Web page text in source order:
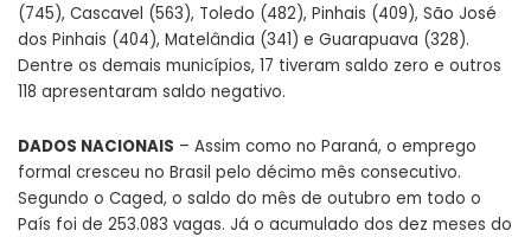
(745), Cascavel (563), Toledo (482), Pinhais (409), São José
dos Pinhais (404), Matelândia (341) e Guarapuava (328).
Dentre os demais municípios, 17 tiveram saldo zero e outros
118 apresentaram saldo negativo.
DADOS NACIONAIS – Assim como no Paraná, o emprego
formal cresceu no Brasil pelo décimo mês consecutivo.
Segundo o Caged, o saldo do mês de outubro em todo o
País foi de 253.083 vagas. Já o acumulado dos dez meses do